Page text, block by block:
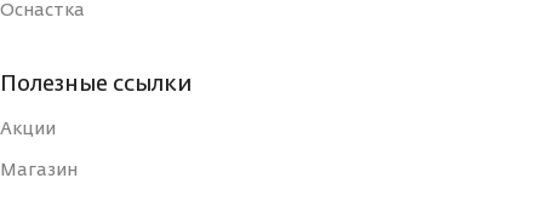
Оснастка
Полезные ссылки
Акции
Магазин